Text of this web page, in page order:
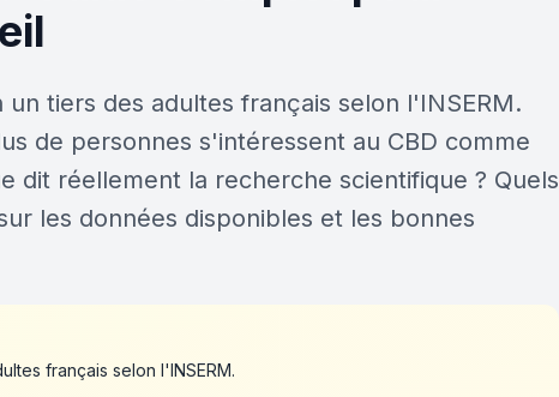
tiers des adultes français selon l'INSERM.
de personnes s'intéressent au CBD comme
dit réellement la recherche scientifique ? Quels
les données disponibles et les bonnes
français selon l'INSERM.